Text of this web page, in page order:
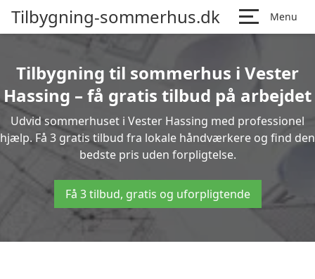
Tilbygning-sommerhus.dk Menu
Tilbygning til sommerhus i Vester
Hassing – få gratis tilbud på arbejdet
Udvid sommerhuset i Vester Hassing med professionel
hjælp. Få 3 gratis tilbud fra lokale håndværkere og find den
bedste pris uden forpligtelse.
Få 3 tilbud, gratis og uforpligtende